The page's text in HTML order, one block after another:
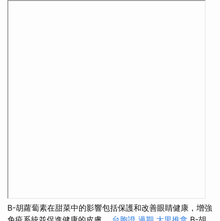
Β-胡蘿蔔素在甜菜中的影響包括保護和改善眼睛健康，增強